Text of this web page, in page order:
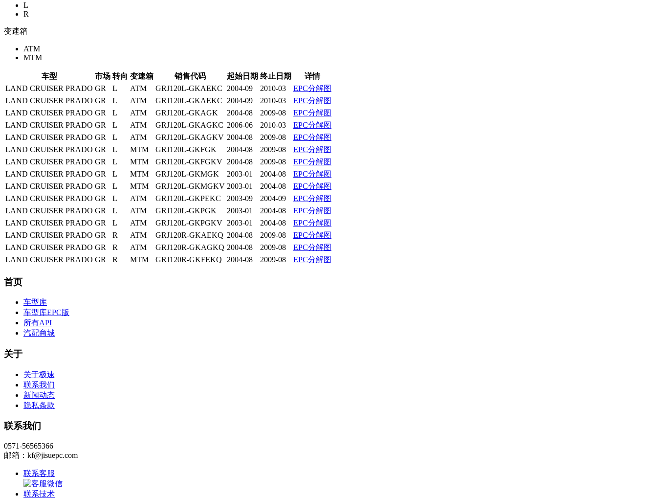
L
R
变速箱
ATM
MTM
车型 市场 转向 变速箱 销售代码 起始日期 终止日期
详情
LAND CRUISER PRADO GR L ATM GRJ120L-GKAEKC 2004-09 2010-03
EPC分解图
LAND CRUISER PRADO GR L ATM GRJ120L-GKAEKC 2004-09 2010-03
EPC分解图
LAND CRUISER PRADO GR L ATM GRJ120L-GKAGK 2004-08 2009-08
EPC分解图
LAND CRUISER PRADO GR L ATM GRJ120L-GKAGKC 2006-06 2010-03
EPC分解图
LAND CRUISER PRADO GR L ATM GRJ120L-GKAGKV 2004-08 2009-08
EPC分解图
LAND CRUISER PRADO GR L MTM GRJ120L-GKFGK 2004-08 2009-08
EPC分解图
LAND CRUISER PRADO GR L MTM GRJ120L-GKFGKV 2004-08 2009-08
EPC分解图
LAND CRUISER PRADO GR L MTM GRJ120L-GKMGK 2003-01 2004-08
EPC分解图
LAND CRUISER PRADO GR L MTM GRJ120L-GKMGKV 2003-01 2004-08
EPC分解图
LAND CRUISER PRADO GR L ATM GRJ120L-GKPEKC 2003-09 2004-09
EPC分解图
LAND CRUISER PRADO GR L ATM GRJ120L-GKPGK 2003-01 2004-08
EPC分解图
LAND CRUISER PRADO GR L ATM GRJ120L-GKPGKV 2003-01 2004-08
EPC分解图
LAND CRUISER PRADO GR R ATM GRJ120R-GKAEKQ 2004-08 2009-08
EPC分解图
LAND CRUISER PRADO GR R ATM GRJ120R-GKAGKQ 2004-08 2009-08
EPC分解图
LAND CRUISER PRADO GR R MTM GRJ120R-GKFEKQ 2004-08 2009-08 EPC分解图
首页
车型库
车型库EPC版
所有API
汽配商城
关于
关于极速
联系我们
新闻动态
隐私条款
联系我们
0571-56565366
邮箱：kf@jisuepc.com
联系客服
联系技术